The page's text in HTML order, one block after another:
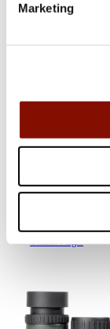
Marketing
Focus Optics
Online: I lager